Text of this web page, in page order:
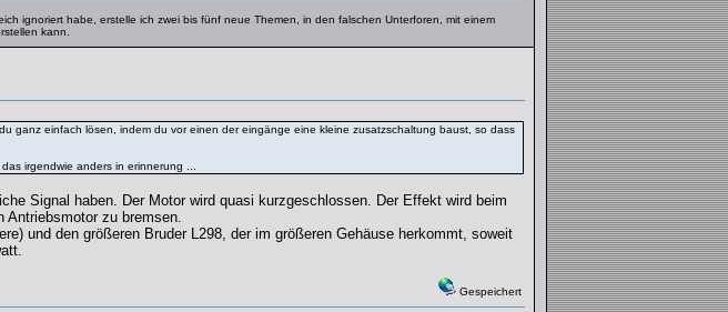
ignoriert habe, erstelle ich zwei bis fünf neue Themen, in den falschen Unterforen, mit einem
kann.
ganz einfach lösen, indem du vor einen der eingänge eine kleine zusatzschaltung baust, so dass
irgendwie anders in erinnerung ...
Signal haben. Der Motor wird quasi kurzgeschlossen. Der Effekt wird beim
Antriebsmotor zu bremsen.
und den größeren Bruder L298, der im größeren Gehäuse herkommt, soweit
Gespeichert